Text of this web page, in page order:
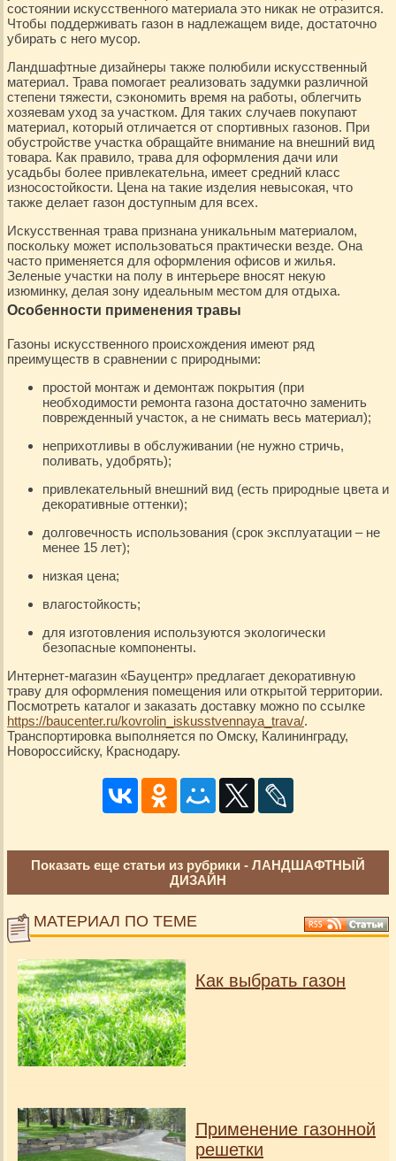
состоянии искусственного материала это никак не отразится.
Чтобы поддерживать газон в надлежащем виде, достаточно
убирать с него мусор.
Ландшафтные дизайнеры также полюбили искусственный
материал. Трава помогает реализовать задумки различной
степени тяжести, сэкономить время на работы, облегчить
хозяевам уход за участком. Для таких случаев покупают
материал, который отличается от спортивных газонов. При
обустройстве участка обращайте внимание на внешний вид
товара. Как правило, трава для оформления дачи или
усадьбы более привлекательна, имеет средний класс
износостойкости. Цена на такие изделия невысокая, что
также делает газон доступным для всех.
Искусственная трава признана уникальным материалом,
поскольку может использоваться практически везде. Она
часто применяется для оформления офисов и жилья.
Зеленые участки на полу в интерьере вносят некую
изюминку, делая зону идеальным местом для отдыха.
Особенности применения травы
Газоны искусственного происхождения имеют ряд
преимуществ в сравнении с природными:
простой монтаж и демонтаж покрытия (при
необходимости ремонта газона достаточно заменить
поврежденный участок, а не снимать весь материал);
неприхотливы в обслуживании (не нужно стричь,
поливать, удобрять);
привлекательный внешний вид (есть природные цвета и
декоративные оттенки);
долговечность использования (срок эксплуатации – не
менее 15 лет);
низкая цена;
влагостойкость;
для изготовления используются экологически
безопасные компоненты.
Интернет-магазин «Бауцентр» предлагает декоративную
траву для оформления помещения или открытой территории.
Посмотреть каталог и заказать доставку можно по ссылке
https://baucenter.ru/kovrolin_iskusstvennaya_trava/.
Транспортировка выполняется по Омску, Калининграду,
Новороссийску, Краснодару.
Показать еще статьи из рубрики - ЛАНДШАФТНЫЙ
ДИЗАЙН
МАТЕРИАЛ ПО ТЕМЕ
Как выбрать газон
Применение газонной
решетки